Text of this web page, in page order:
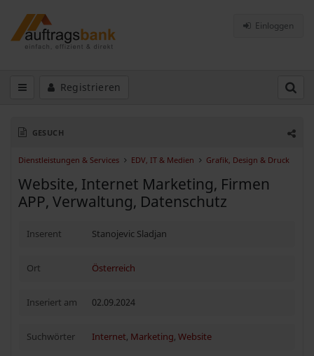
Einloggen
Registrieren
GESUCH
Dienstleistungen & Services EDV, IT & Medien Grafik, Design & Druck
Website, Internet Marketing, Firmen
APP, Verwaltung, Datenschutz
Inserent Stanojevic Sladjan
Ort Österreich
Inseriert am 02.09.2024
Suchwörter Internet, Marketing, Website